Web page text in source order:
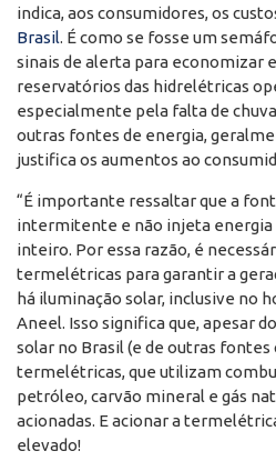
indica, aos consumidores, os
Brasil. É como se fosse um
sinais de alerta para economizar
reservatórios das hidrelétricas
especialmente pela falta de
outras fontes de energia,
justifica os aumentos ao
“É importante ressaltar que a
intermitente e não injeta energia
inteiro. Por essa razão, é
termelétricas para garantir a
há iluminação solar, inclusive no
Aneel. Isso significa que, apesar
solar no Brasil (e de outras fontes
termelétricas, que utilizam
petróleo, carvão mineral e gás
acionadas. E acionar a
elevado!